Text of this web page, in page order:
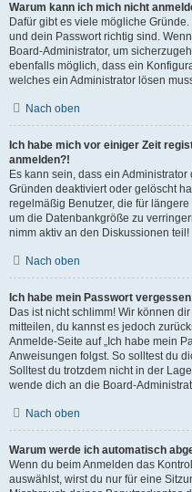
Warum kann ich mich nicht
Dafür gibt es viele mögliche
und dein Passwort richtig sind.
Board-Administrator, um
ebenfalls möglich, dass ein
welches ein Administrator lösen
Nach oben
Ich habe mich vor einiger Zeit
anmelden?!
Es kann sein, dass ein
Gründen deaktiviert oder gelöscht
regelmäßig Benutzer, die für
um die Datenbankgröße zu
nimm aktiv an den Diskussionen teil!
Nach oben
Ich habe mein Passwort
Das ist nicht schlimm! Wir können
mitteilen, du kannst es jedoch
Anmelde-Seite auf „Ich habe mein
Anweisungen folgst. So solltest du
Solltest du trotzdem nicht in der
wende dich an die Board-
Nach oben
Warum werde ich automatisch
Wenn du beim Anmelden das
auswählst, wirst du nur für eine